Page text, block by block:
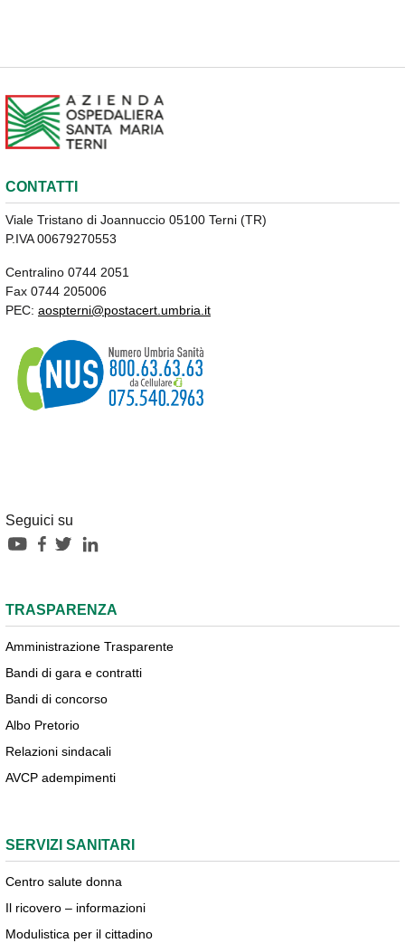
CONTATTI
Viale Tristano di Joannuccio 05100 Terni (TR)
P.IVA 00679270553
Centralino 0744 2051
Fax 0744 205006
PEC: aospterni@postacert.umbria.it
Seguici su
TRASPARENZA
Amministrazione Trasparente
Bandi di gara e contratti
Bandi di concorso
Albo Pretorio
Relazioni sindacali
AVCP adempimenti
SERVIZI SANITARI
Centro salute donna
Il ricovero – informazioni
Modulistica per il cittadino